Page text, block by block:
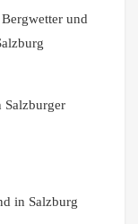
und
Salzburger
in Salzburg